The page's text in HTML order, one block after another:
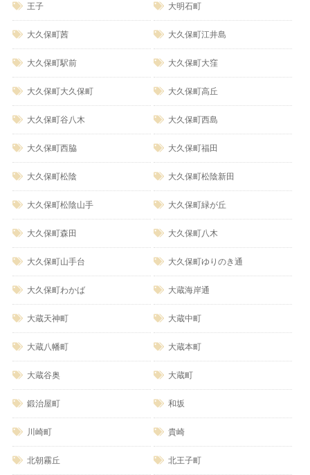
王子 大明石町
大久保町茜 大久保町江井島
大久保町駅前 大久保町大窪
大久保町大久保町 大久保町高丘
大久保町谷八木 大久保町西島
大久保町西脇 大久保町福田
大久保町松陰 大久保町松陰新田
大久保町松陰山手 大久保町緑が丘
大久保町森田 大久保町八木
大久保町山手台 大久保町ゆりのき通
大久保町わかば 大蔵海岸通
大蔵天神町 大蔵中町
大蔵八幡町 大蔵本町
大蔵谷奥 大蔵町
鍛治屋町 和坂
川崎町 貴崎
北朝霧丘 北王子町